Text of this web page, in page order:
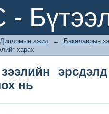
эрсдэлд
Дипломын ажил →
Бакалаврын
харах
нь